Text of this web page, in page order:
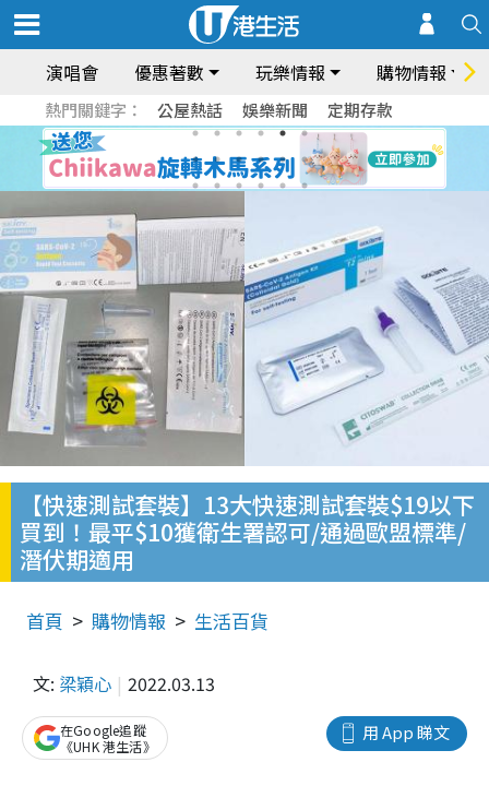
演唱會 優惠著數 玩樂情報 購物情報
熱門關鍵字： 公屋熱話 娛樂新聞 定期存款
【快速測試套裝】13大快速測試套裝$19以下
買到！最平$10獲衛生署認可/通過歐盟標準/
潛伏期適用
首頁 購物情報 生活百貨
文: 梁穎心 2022.03.13
用 App 睇文
在Google追蹤
《UHK 港生活》